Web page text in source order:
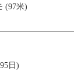
(97米)
日)